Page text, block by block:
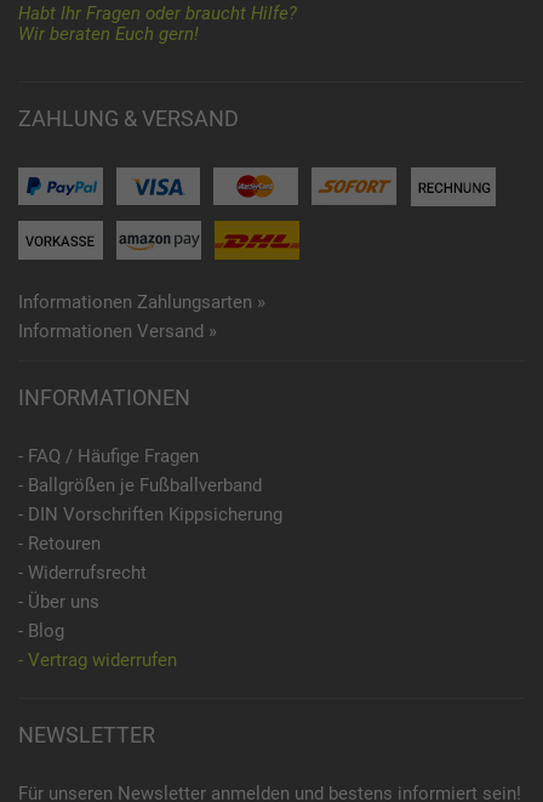
Habt Ihr Fragen oder braucht Hilfe?
Wir beraten Euch gern!
ZAHLUNG & VERSAND
Informationen Zahlungsarten »
Informationen Versand »
INFORMATIONEN
- FAQ / Häufige Fragen
- Ballgrößen je Fußballverband
- DIN Vorschriften Kippsicherung
- Retouren
- Widerrufsrecht
- Über uns
- Blog
- Vertrag widerrufen
NEWSLETTER
Für unseren Newsletter anmelden und bestens informiert sein!